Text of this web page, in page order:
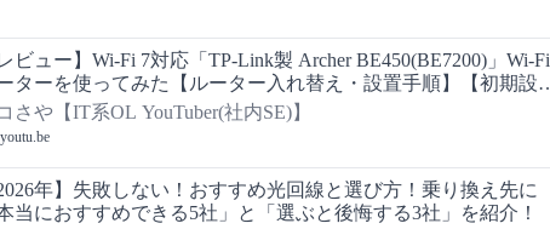
レビュー】Wi-Fi 7対応「TP-Link製 Archer BE450(BE7200)」Wi-Fi
ターを使ってみた【ルーター入れ替え・設置手順】【初期設
【通信速度】
さや【IT系OL YouTuber(社内SE)】
youtu.be
2026年】失敗しない！おすすめ光回線と選び方！乗り換え先に
本当におすすめできる5社」と「選ぶと後悔する3社」を紹介！